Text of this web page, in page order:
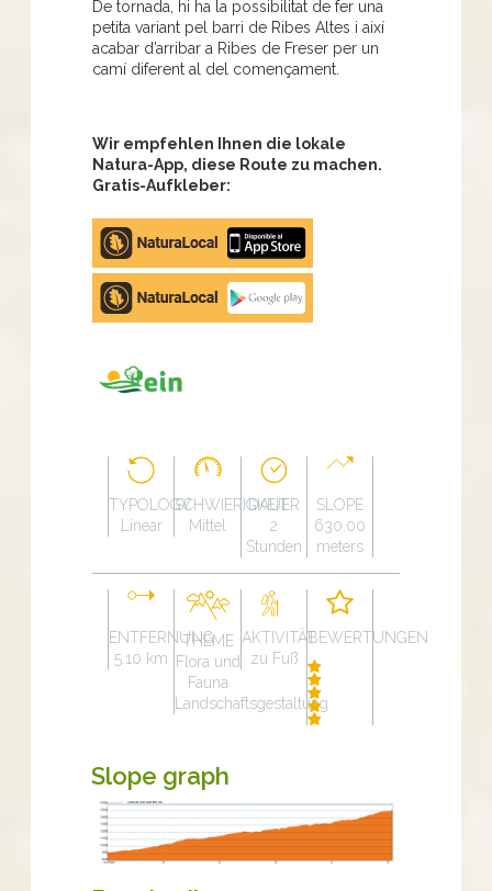
De tornada, hi ha la possibilitat de fer una
petita variant pel barri de Ribes Altes i així
acabar d’arribar a Ribes de Freser per un
camí diferent al del començament.
Wir empfehlen Ihnen die lokale
Natura-App, diese Route zu machen.
Gratis-Aufkleber:
Apple
store
Google
Play
TYPOLOGY
Linear
SCHWIERIGKEIT
Mittel
DAUER
2
Stunden
SLOPE
630.00
meters
ENTFERNUNG
5.10 km
THEME
Flora und
Fauna
Landschaftsgestaltung
AKTIVITÄT
zu Fuß
BEWERTUNGEN
Slope graph